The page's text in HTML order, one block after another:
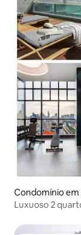
Condomínio em
Luxuoso 2